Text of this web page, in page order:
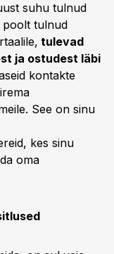
suhu tulnud
poolt tulnud
tulevad
ja ostudest läbi
kontakte
See on sinu
kes sinu
oma